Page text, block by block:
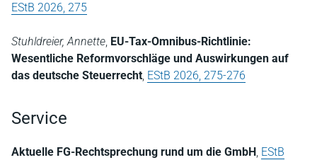
EStB 2026, 275
Stuhldreier, Annette, EU-Tax-Omnibus-Richtlinie:
Wesentliche Reformvorschläge und Auswirkungen auf
das deutsche Steuerrecht, EStB 2026, 275-276
Service
Aktuelle FG-Rechtsprechung rund um die GmbH , EStB